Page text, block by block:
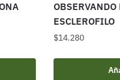
OBSERVANDO
ESCLEROFILO
$14.280